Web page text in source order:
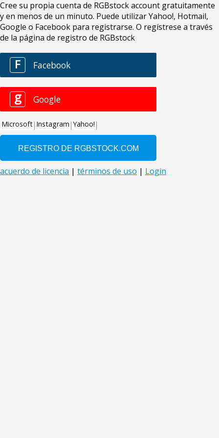
Cree su propia cuenta de RGBstock account gratuitamente
y en menos de un minuto. Puede utilizar Yahoo!, Hotmail,
Google o Facebook para registrarse. O regístrese a través
de la página de registro de RGBstock
F Facebook
g Google
Microsoft Instagram Yahoo!
acuerdo de licencia | términos de uso | Login